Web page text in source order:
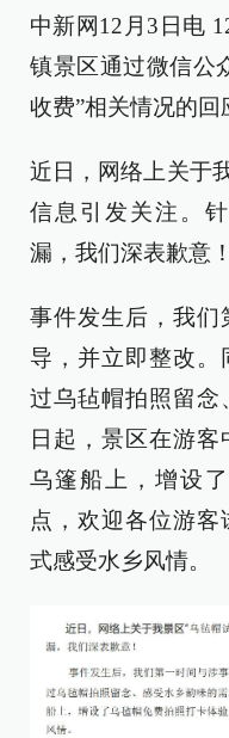
中新网12月3日电
镇景区通过微信公
收费”相关情况的回
近日，网络上关于
信息引发关注。
漏，我们深表歉意！
事件发生后，我们
导，并立即整改。
过乌毡帽拍照留念
日起，景区在游
乌篷船上，增设
点，欢迎各位游
式感受水乡风情。